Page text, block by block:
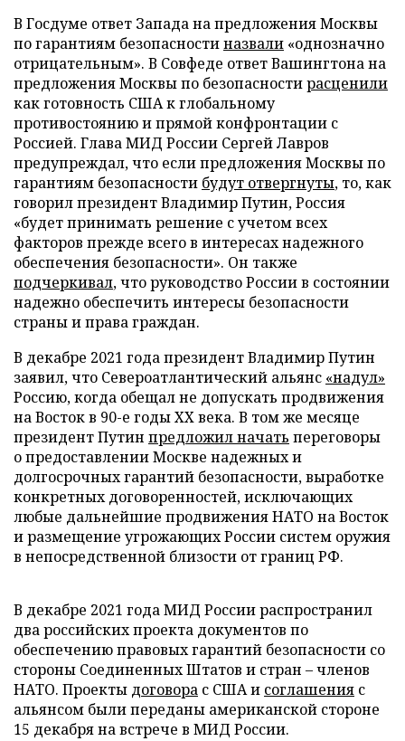
В Госдуме ответ Запада на предложения Москвы
по гарантиям безопасностиназвали «однозначно
отрицательным». В Совфеде ответ Вашингтона на
предложения Москвы по безопасностирасценили
как готовность США к глобальному
противостоянию и прямой конфронтации с
Россией. Глава МИД России Сергей Лавров
предупреждал, что если предложения Москвы по
гарантиям безопасности будут отвергнуты, то, как
говорил президент Владимир Путин, Россия
«будет принимать решение с учетом всех
факторов прежде всего в интересах надежного
обеспечения безопасности». Он также
подчеркивал, что руководство России в состоянии
надежно обеспечить интересы безопасности
страны и права граждан.
В декабре 2021 года президент Владимир Путин
заявил, что Североатлантический альянс «надул»
Россию, когда обещал не допускать продвижения
на Восток в 90-е годы XX века. В том же месяце
президент Путин предложил начать переговоры
о предоставлении Москве надежных и
долгосрочных гарантий безопасности, выработке
конкретных договоренностей, исключающих
любые дальнейшие продвижения НАТО на Восток
и размещение угрожающих России систем оружия
в непосредственной близости от границ РФ.
В декабре 2021 года МИД России распространил
два российских проекта документов по
обеспечению правовых гарантий безопасности со
стороны Соединенных Штатов и стран – членов
НАТО. Проекты договора с США и соглашения с
альянсом были переданы американской стороне
15 декабря на встрече в МИД России.